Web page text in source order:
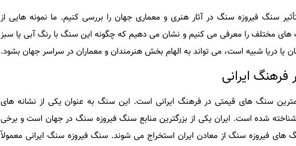
سنگ فیروزه سنگ در آثار هنری و معماری جهان را بررسی کنیم. ما نمونه هایی از
های مختلف را معرفی می کنیم و نشان می دهیم که چگونه این سنگ با رنگ آبی یا سبز
یا دریا شبیه است، می تواند به الهام بخش هنرمندان و معماران در سراسر جهان بشود.
ایرانی
سنگ های قیمتی در فرهنگ ایرانی است. این سنگ به عنوان یکی از نشانه های
شده است. ایران یکی از بزرگترین منابع سنگ فیروزه سنگ در جهان است و برخی
های فیروزه سنگ از معادن ایران استخراج می شوند. سنگ فیروزه سنگ ایرانی معمولاً